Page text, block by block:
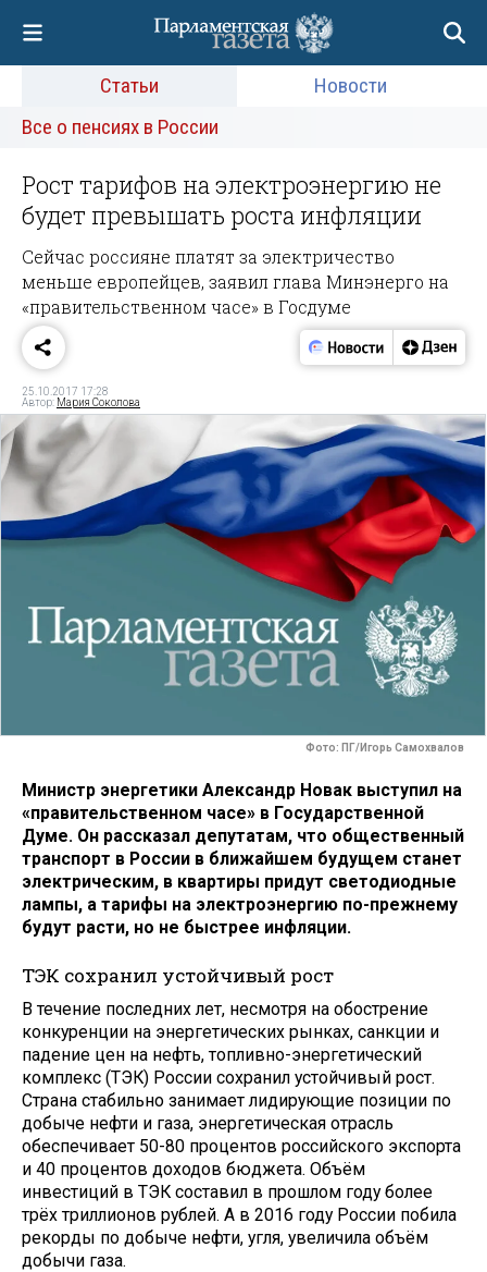
Статьи
Новости
Все о пенсиях в России
Рост тарифов на электроэнергию не
будет превышать роста инфляции
Сейчас россияне платят за электричество
меньше европейцев, заявил глава Минэнерго на
«правительственном часе» в Госдуме
25.10.2017 17:28
Автор: Мария Соколова
Фото: ПГ/Игорь Самохвалов
Министр энергетики Александр Новак выступил на
«правительственном часе» в Государственной
Думе. Он рассказал депутатам, что общественный
транспорт в России в ближайшем будущем станет
электрическим, в квартиры придут светодиодные
лампы, а тарифы на электроэнергию по-прежнему
будут расти, но не быстрее инфляции.
ТЭК сохранил устойчивый рост
В течение последних лет, несмотря на обострение
конкуренции на энергетических рынках, санкции и
падение цен на нефть, топливно-энергетический
комплекс (ТЭК) России сохранил устойчивый рост.
Страна стабильно занимает лидирующие позиции по
добыче нефти и газа, энергетическая отрасль
обеспечивает 50-80 процентов российского экспорта
и 40 процентов доходов бюджета. Объём
инвестиций в ТЭК составил в прошлом году более
трёх триллионов рублей. А в 2016 году России побила
рекорды по добыче нефти, угля, увеличила объём
добычи газа.